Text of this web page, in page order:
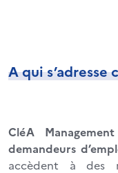
A qui
CléA
demandeurs
accèdent à des